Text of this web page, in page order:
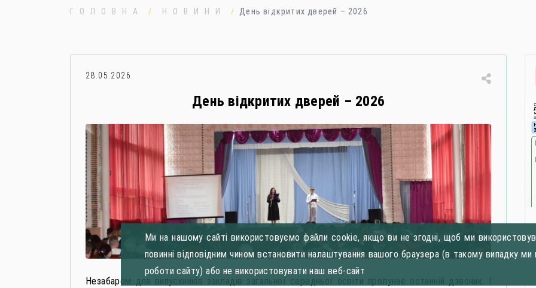
ГОЛОВНА НОВИНИ День відкритих дверей – 2026
28.05.2026
День відкритих дверей – 2026
Незабаром для випускників закладів загальної середньої освіти пролунає останній дзвоник. І
Ми на нашому сайті використовуємо файли cookie, якщо ви не згодні, щоб ми
повинні відповідним чином встановити налаштування вашого браузера (в такому випадку ми
роботи сайту) або не використовувати наш веб-сайт